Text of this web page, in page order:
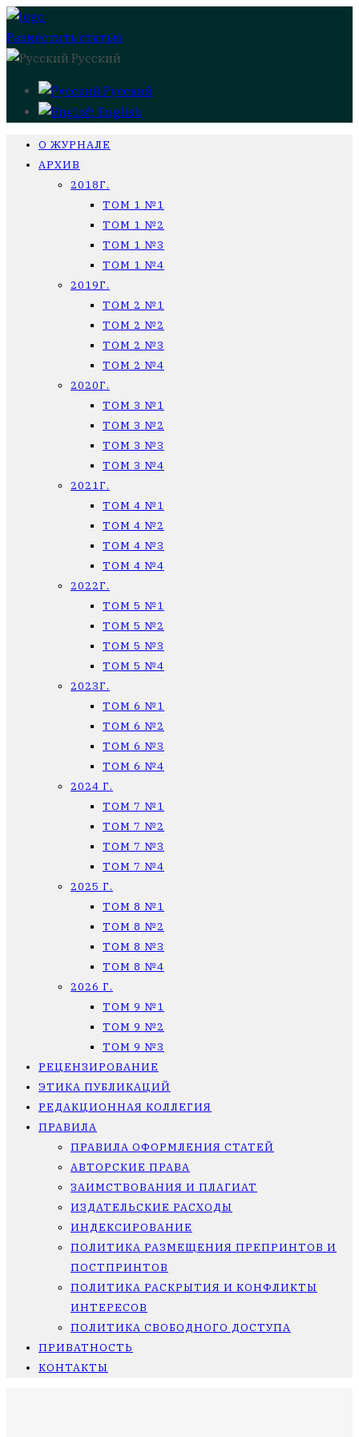
Разместить статью
Русский
Русский
English
О ЖУРНАЛЕ
АРХИВ
2018Г.
ТОМ 1 №1
ТОМ 1 №2
ТОМ 1 №3
ТОМ 1 №4
2019Г.
ТОМ 2 №1
ТОМ 2 №2
ТОМ 2 №3
ТОМ 2 №4
2020Г.
ТОМ 3 №1
ТОМ 3 №2
ТОМ 3 №3
ТОМ 3 №4
2021Г.
ТОМ 4 №1
ТОМ 4 №2
ТОМ 4 №3
ТОМ 4 №4
2022Г.
ТОМ 5 №1
ТОМ 5 №2
ТОМ 5 №3
ТОМ 5 №4
2023Г.
ТОМ 6 №1
ТОМ 6 №2
ТОМ 6 №3
ТОМ 6 №4
2024 Г.
ТОМ 7 №1
ТОМ 7 №2
ТОМ 7 №3
ТОМ 7 №4
2025 Г.
ТОМ 8 №1
ТОМ 8 №2
ТОМ 8 №3
ТОМ 8 №4
2026 Г.
ТОМ 9 №1
ТОМ 9 №2
ТОМ 9 №3
РЕЦЕНЗИРОВАНИЕ
ЭТИКА ПУБЛИКАЦИЙ
РЕДАКЦИОННАЯ КОЛЛЕГИЯ
ПРАВИЛА
ПРАВИЛА ОФОРМЛЕНИЯ СТАТЕЙ
АВТОРСКИЕ ПРАВА
ЗАИМСТВОВАНИЯ И ПЛАГИАТ
ИЗДАТЕЛЬСКИЕ РАСХОДЫ
ИНДЕКСИРОВАНИЕ
ПОЛИТИКА РАЗМЕЩЕНИЯ ПРЕПРИНТОВ И
ПОСТПРИНТОВ
ПОЛИТИКА РАСКРЫТИЯ И КОНФЛИКТЫ
ИНТЕРЕСОВ
ПОЛИТИКА СВОБОДНОГО ДОСТУПА
ПРИВАТНОСТЬ
КОНТАКТЫ